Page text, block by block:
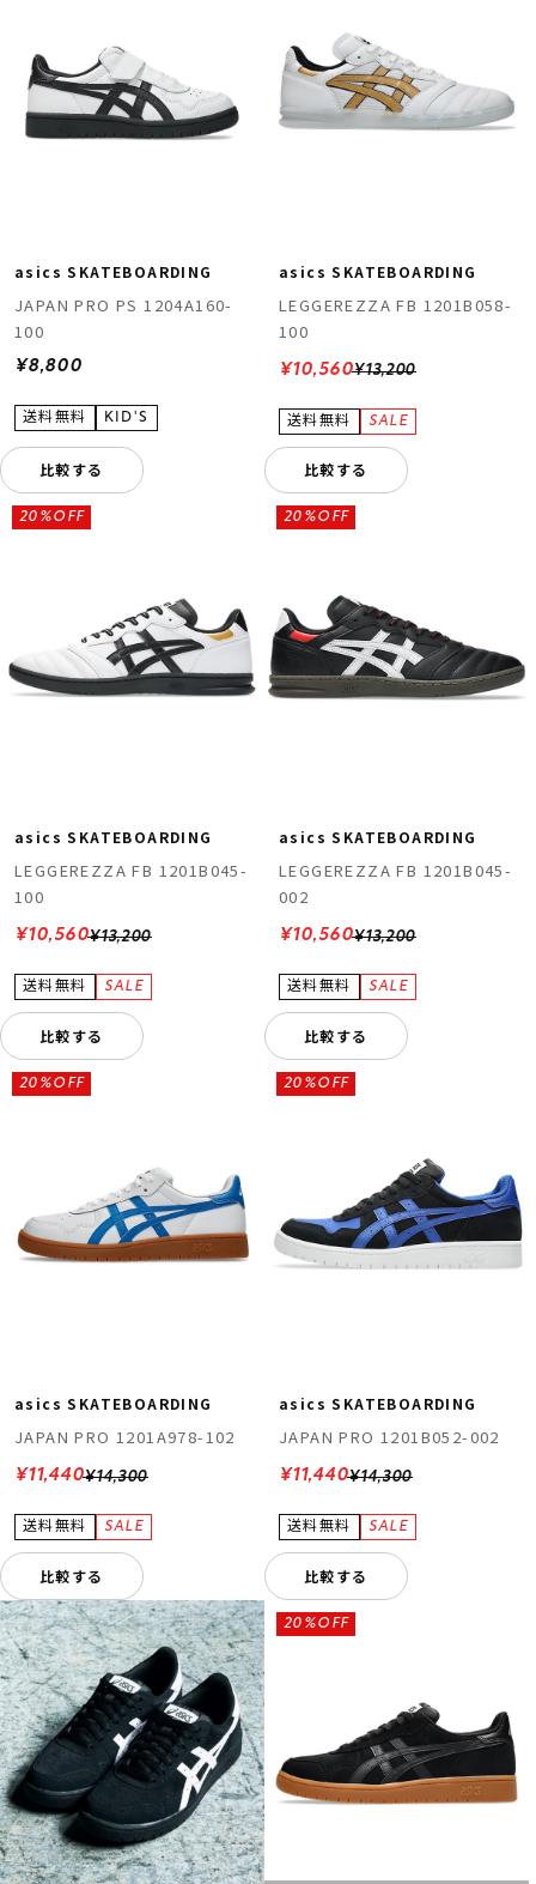
asics SKATEBOARDING
JAPAN PRO PS 1204A160-
100
¥8,800
比較する
asics SKATEBOARDING
LEGGEREZZA FB 1201B058-
100
¥13,200
¥10,560
比較する
asics SKATEBOARDING
LEGGEREZZA FB 1201B045-
100
¥13,200
20%OFF
¥10,560
比較する
asics SKATEBOARDING
LEGGEREZZA FB 1201B045-
002
¥13,200
20%OFF
¥10,560
比較する
asics SKATEBOARDING
JAPAN PRO 1201A978-102
¥14,300
20%OFF
¥11,440
比較する
asics SKATEBOARDING
JAPAN PRO 1201B052-002
¥14,300
20%OFF
¥11,440
比較する
20%OFF